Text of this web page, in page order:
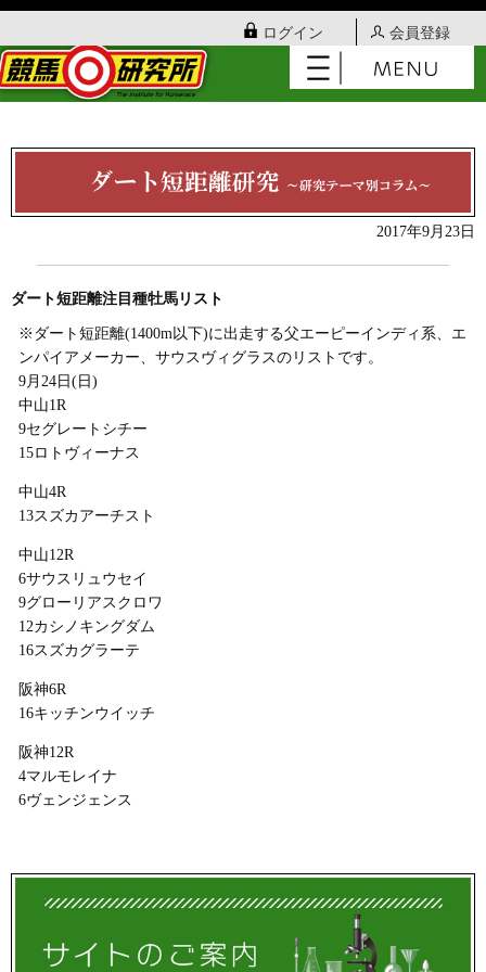
ログイン 会員登録
2017年9月23日
ダート短距離注目種牡馬リスト
※ダート短距離(1400m以下)に出走する父エーピーインディ系、エ
ンパイアメーカー、サウスヴィグラスのリストです。
9月24日(日)
中山1R
9セグレートシチー
15ロトヴィーナス
中山4R
13スズカアーチスト
中山12R
6サウスリュウセイ
9グローリアスクロワ
12カシノキングダム
16スズカグラーテ
阪神6R
16キッチンウイッチ
阪神12R
4マルモレイナ
6ヴェンジェンス